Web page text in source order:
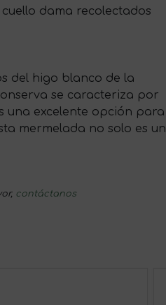
dama recolectados
del higo blanco de la
se caracteriza por
una excelente opción para
mermelada no solo es un
contáctanos